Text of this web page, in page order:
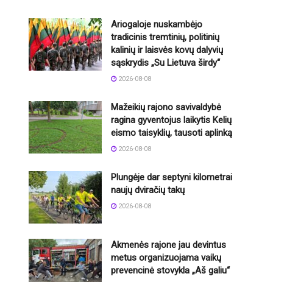
Ariogaloje nuskambėjo
tradicinis tremtinių, politinių
kalinių ir laisvės kovų dalyvių
sąskrydis „Su Lietuva širdy“
2026-08-08
Mažeikių rajono savivaldybė
ragina gyventojus laikytis Kelių
eismo taisyklių, tausoti aplinką
2026-08-08
Plungėje dar septyni kilometrai
naujų dviračių takų
2026-08-08
Akmenės rajone jau devintus
metus organizuojama vaikų
prevencinė stovykla „Aš galiu“